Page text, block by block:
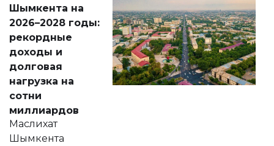
Венесуэлы.
Шымкента на
2026–2028 годы:
рекордные
доходы и
долговая
нагрузка на
сотни
миллиардов
Маслихат
Шымкента